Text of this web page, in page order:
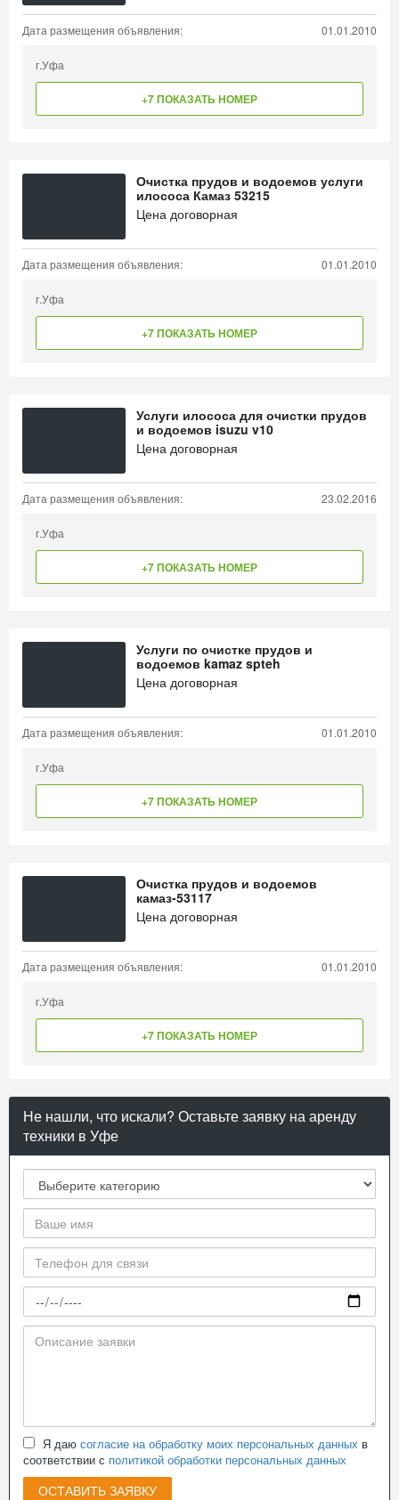
Дата размещения объявления: 01.01.2010
г.Уфа
+7 ПОКАЗАТЬ НОМЕР
Очистка прудов и водоемов услуги
илососа Камаз 53215
Цена договорная
Дата размещения объявления: 01.01.2010
г.Уфа
+7 ПОКАЗАТЬ НОМЕР
Услуги илососа для очистки прудов
и водоемов isuzu v10
Цена договорная
Дата размещения объявления: 23.02.2016
г.Уфа
+7 ПОКАЗАТЬ НОМЕР
Услуги по очистке прудов и
водоемов kamaz spteh
Цена договорная
Дата размещения объявления: 01.01.2010
г.Уфа
+7 ПОКАЗАТЬ НОМЕР
Очистка прудов и водоемов
камаз-53117
Цена договорная
Дата размещения объявления: 01.01.2010
г.Уфа
+7 ПОКАЗАТЬ НОМЕР
Не нашли, что искали? Оставьте заявку на аренду
техники в Уфе
Я даю согласие на обработку моих персональных данных в
соответствии с политикой обработки персональных данных
ОСТАВИТЬ ЗАЯВКУ